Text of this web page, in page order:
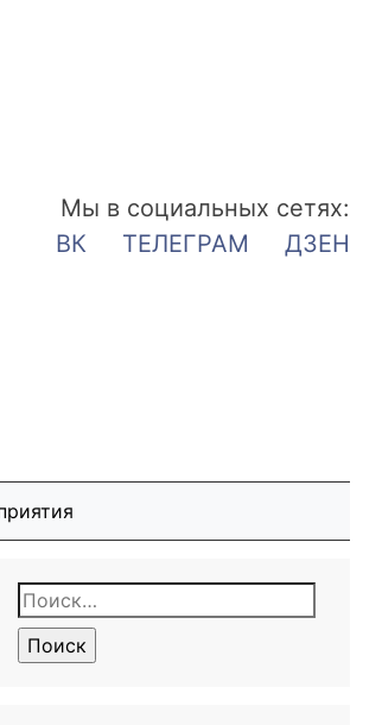
Мы в социальных сетях:
ВК
ТЕЛЕГРАМ ДЗЕН
Найти: